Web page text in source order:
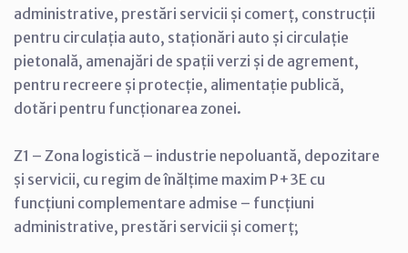
administrative, prestări servicii și comerț, construcții
pentru circulația auto, staționări auto și circulație
pietonală, amenajări de spații verzi și de agrement,
pentru recreere și protecție, alimentație publică,
dotări pentru funcționarea zonei.
Z1 – Zona logistică – industrie nepoluantă, depozitare
și servicii, cu regim de înălțime maxim P+3E cu
funcțiuni complementare admise – funcțiuni
administrative, prestări servicii și comerț;